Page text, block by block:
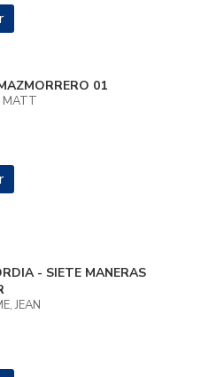
01
MATT
- SIETE MANERAS
JEAN